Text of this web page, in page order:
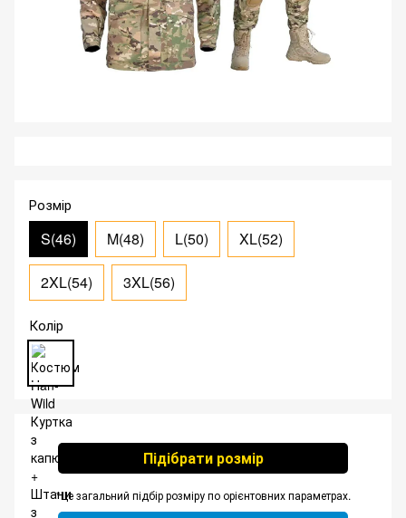
Розмір
S(46) M(48) L(50) XL(52)
2XL(54) 3XL(56)
Колір
Підібрати розмір
*Це загальний підбір розміру по орієнтовних параметрах.